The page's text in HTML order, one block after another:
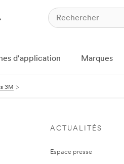
d'application Marques
3M
ACTUALITÉS
Espace presse